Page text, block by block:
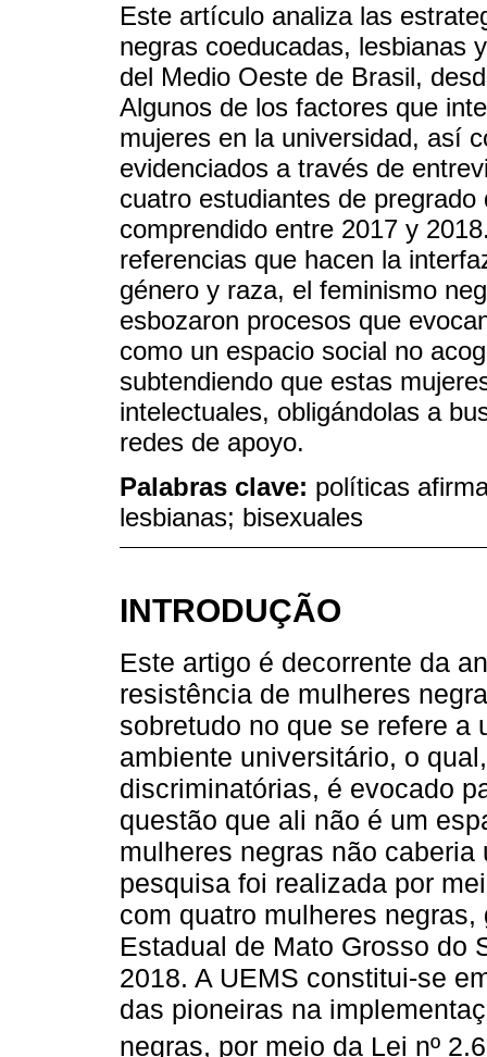
Este artículo analiza las
negras coeducadas, lesbianas
del Medio Oeste de Brasil,
Algunos de los factores que
mujeres en la universidad, así
evidenciados a través de
cuatro estudiantes de
comprendido entre 2017 y
referencias que hacen la
género y raza, el feminismo
esbozaron procesos que
como un espacio social no
subtendiendo que estas
intelectuales, obligándolas a
redes de apoyo.
Palabras clave: políticas
lesbianas; bisexuales
INTRODUÇÃO
Este artigo é decorrente da
resistência de mulheres
sobretudo no que se refere a
ambiente universitário, o
discriminatórias, é evocado
questão que ali não é um
mulheres negras não
pesquisa foi realizada por
com quatro mulheres
Estadual de Mato Grosso do
2018. A UEMS constitui-se
das pioneiras na
negras, por meio da Lei nº